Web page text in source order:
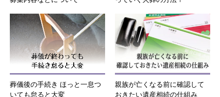
葬儀後の手続き ほっと一息つ
いても怠ると大変
親族が亡くなる前に確認して
おきたい遺産相続の仕組み